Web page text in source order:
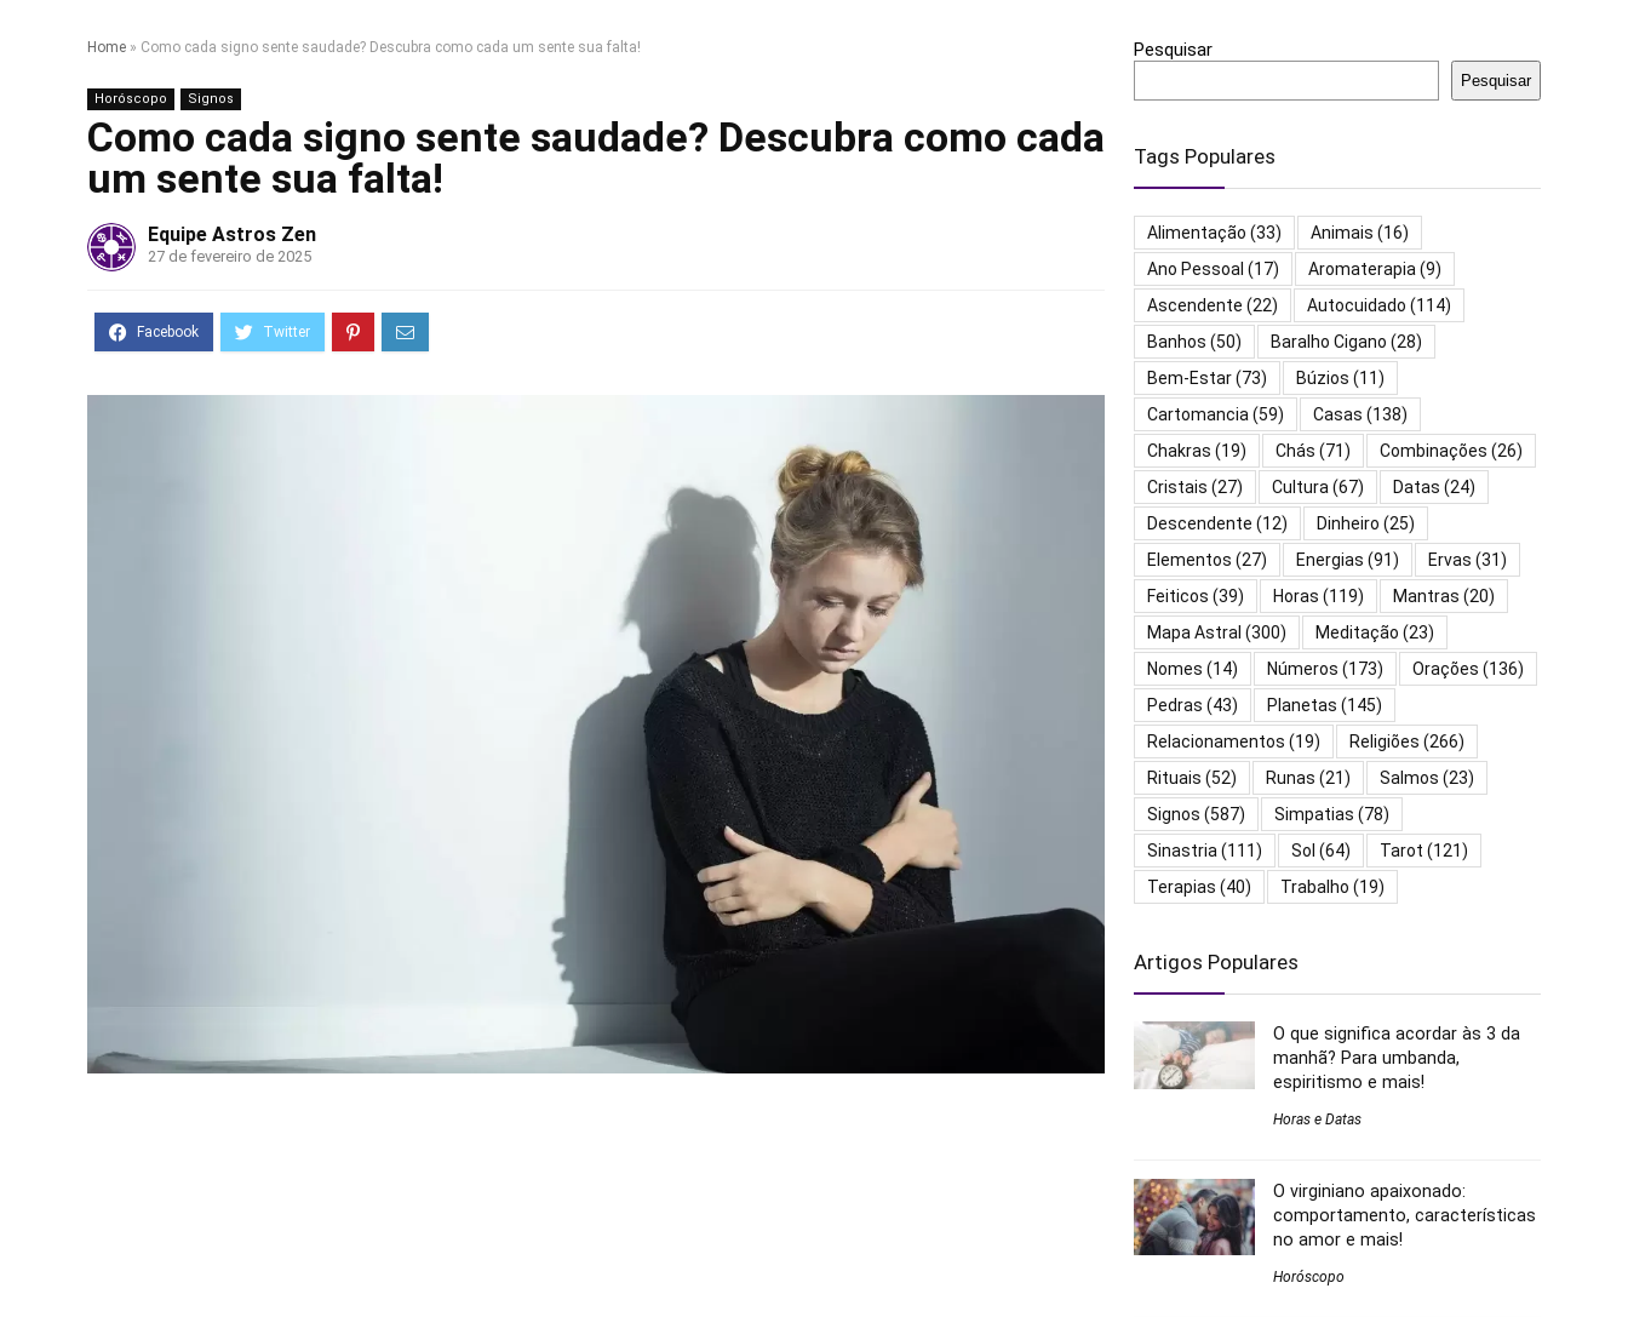
Home » Como cada signo sente saudade? Descubra como cada um sente sua falta!
Horóscopo Signos
Como cada signo sente saudade? Descubra como cada
um sente sua falta!
Equipe Astros Zen
27 de fevereiro de 2025
Pesquisar
Pesquisar
Tags Populares
Alimentação (33) Animais (16)
Ano Pessoal (17) Aromaterapia(9)
Ascendente (22) Autocuidado (114)
Banhos (50) Baralho Cigano (28)
Bem-Estar(73) Búzios (11)
Cartomancia(59) Casas (138)
Chakras (19) Chás (71) Combinações (26)
Cristais (27) Cultura(67) Datas (24)
Descendente (12) Dinheiro (25)
Elementos (27) Energias (91) Ervas (31)
Feiticos (39) Horas (119) Mantras (20)
Mapa Astral (300) Meditação (23)
Nomes (14) Números (173) Orações (136)
Pedras (43) Planetas (145)
Relacionamentos (19) Religiões (266)
Rituais (52) Runas (21) Salmos (23)
Signos (587) Simpatias (78)
Sinastria(111) Sol (64) Tarot (121)
Terapias (40) Trabalho (19)
Artigos Populares
O que significa acordar às 3 da
manhã? Para umbanda,
espiritismo e mais!
Horas e Datas
O virginiano apaixonado:
comportamento, características
no amor e mais!
Horóscopo